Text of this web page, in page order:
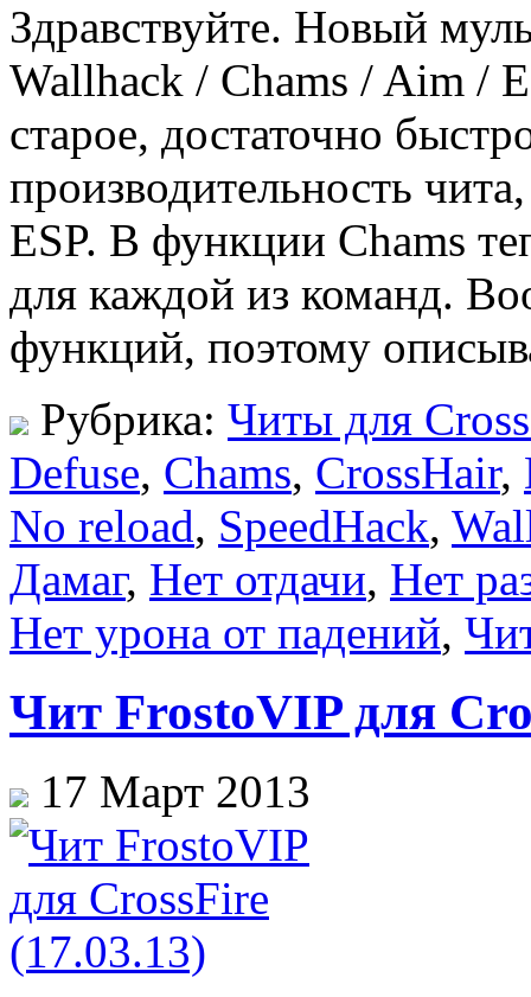
Здравствуйте. Новый
Wallhack / Chams / Aim /
старое, достаточно
производительность
ESP. В функции Chams
для каждой из команд.
функций, поэтому
Рубрика: Читы для
Defuse, Chams, CrossHair,
No reload, SpeedHack,
Дамаг, Нет отдачи, Нет
Нет урона от падений,
Чит FrostoVIP для
17 Март 2013